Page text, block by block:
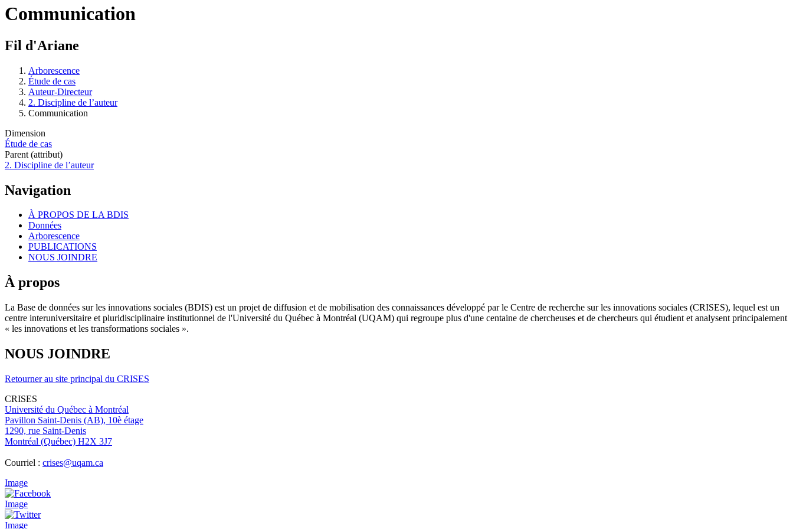
Communication
Fil d'Ariane
Arborescence
Étude de cas
Auteur-Directeur
2. Discipline de l’auteur
Communication
Dimension
Étude de cas
Parent (attribut)
2. Discipline de l’auteur
Navigation
À PROPOS DE LA BDIS
Données
Arborescence
PUBLICATIONS
NOUS JOINDRE
À propos
La Base de données sur les innovations sociales (BDIS) est un projet de diffusion et de mobilisation des connaissances développé par le Centre de recherche sur les innovations sociales (CRISES), lequel est un
centre interuniversitaire et pluridisciplinaire institutionnel de l'Université du Québec à Montréal (UQAM) qui regroupe plus d'une centaine de chercheuses et de chercheurs qui étudient et analysent principalement
« les innovations et les transformations sociales ».
NOUS JOINDRE
Retourner au site principal du CRISES
CRISES
Université du Québec à Montréal
Pavillon Saint-Denis (AB), 10è étage
1290, rue Saint-Denis
Montréal (Québec) H2X 3J7
Courriel : crises@uqam.ca
Image
Image
Image